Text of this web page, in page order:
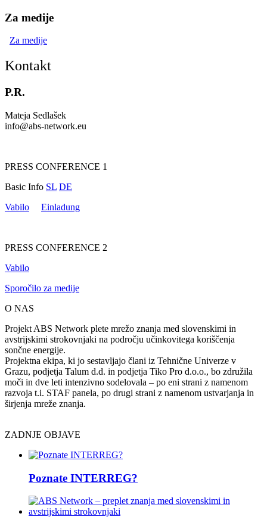
Za medije
Za medije
Kontakt
P.R.
Mateja Sedlašek
info@abs-network.eu
PRESS CONFERENCE 1
Basic Info SL DE
Vabilo
Einladung
PRESS CONFERENCE 2
Vabilo
Sporočilo za medije
O NAS
Projekt ABS Network plete mrežo znanja med slovenskimi in
avstrijskimi strokovnjaki na področju učinkovitega koriščenja
sončne energije.
Projektna ekipa, ki jo sestavljajo člani iz Tehnične Univerze v
Grazu, podjetja Talum d.d. in podjetja Tiko Pro d.o.o., bo združila
moči in dve leti intenzivno sodelovala – po eni strani z namenom
razvoja t.i. STAF panela, po drugi strani z namenom ustvarjanja in
širjenja mreže znanja.
ZADNJE OBJAVE
Poznate INTERREG?